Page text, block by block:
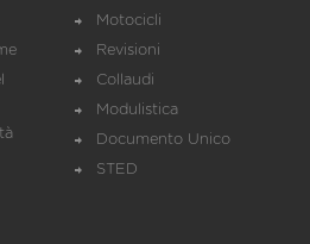
Motocicli
Revisioni
Collaudi
Modulistica
Documento Unico
STED